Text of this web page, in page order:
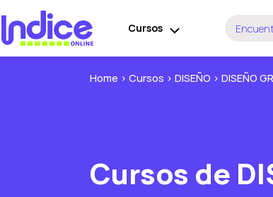
contenido
Cursos
Buscar
por:
Home > Cursos > DISEÑO > DISEÑO
Cursos de